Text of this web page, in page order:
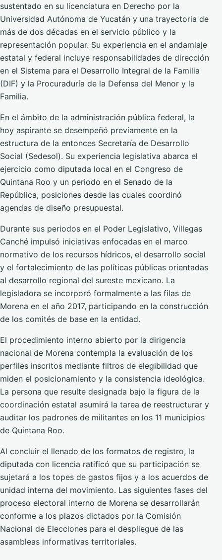
sustentado en su licenciatura en Derecho por la
Universidad Autónoma de Yucatán y una trayectoria de
más de dos décadas en el servicio público y la
representación popular. Su experiencia en el andamiaje
estatal y federal incluye responsabilidades de dirección
en el Sistema para el Desarrollo Integral de la Familia
(DIF) y la Procuraduría de la Defensa del Menor y la
Familia.
En el ámbito de la administración pública federal, la
hoy aspirante se desempeñó previamente en la
estructura de la entonces Secretaría de Desarrollo
Social (Sedesol). Su experiencia legislativa abarca el
ejercicio como diputada local en el Congreso de
Quintana Roo y un periodo en el Senado de la
República, posiciones desde las cuales coordinó
agendas de diseño presupuestal.
Durante sus periodos en el Poder Legislativo, Villegas
Canché impulsó iniciativas enfocadas en el marco
normativo de los recursos hídricos, el desarrollo social
y el fortalecimiento de las políticas públicas orientadas
al desarrollo regional del sureste mexicano. La
legisladora se incorporó formalmente a las filas de
Morena en el año 2017, participando en la construcción
de los comités de base en la entidad.
El procedimiento interno abierto por la dirigencia
nacional de Morena contempla la evaluación de los
perfiles inscritos mediante filtros de elegibilidad que
miden el posicionamiento y la consistencia ideológica.
La persona que resulte designada bajo la figura de la
coordinación estatal asumirá la tarea de reestructurar y
auditar los padrones de militantes en los 11 municipios
de Quintana Roo.
Al concluir el llenado de los formatos de registro, la
diputada con licencia ratificó que su participación se
sujetará a los topes de gastos fijos y a los acuerdos de
unidad interna del movimiento. Las siguientes fases del
proceso electoral interno de Morena se desarrollarán
conforme a los plazos dictados por la Comisión
Nacional de Elecciones para el despliegue de las
asambleas informativas territoriales.